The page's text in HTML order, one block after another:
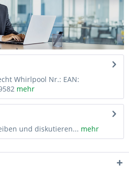
Whirlpool Nr.: EAN:
mehr
und diskutieren... mehr